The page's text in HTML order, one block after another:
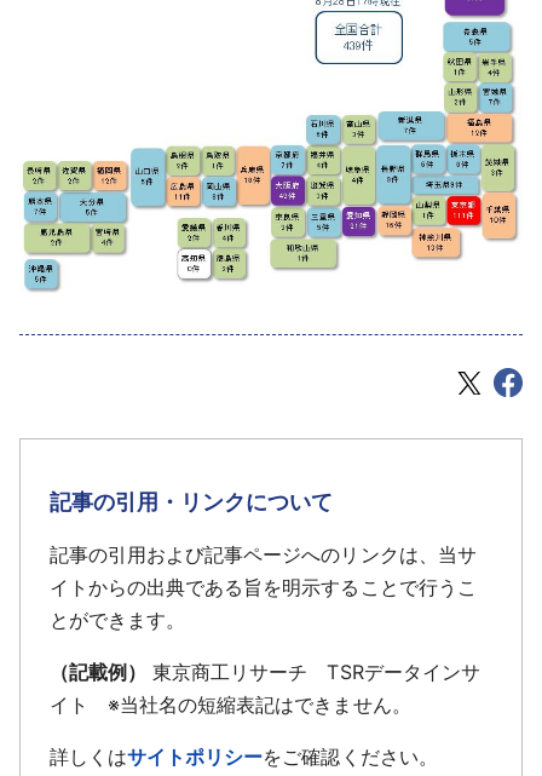
記事の引用・リンクについて
記事の引用および記事ページへのリンクは、当サ
イトからの出典である旨を明示することで行うこ
とができます。
（記載例）
東京商工リサーチ TSRデータインサ
イト ※当社名の短縮表記はできません。
詳しくはサイトポリシーをご確認ください。